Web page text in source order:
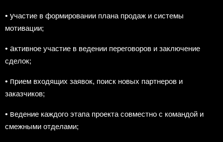
• участие в формировании плана продаж и системы
мотивации;
• активное участие в ведении переговоров и заключение
сделок;
• прием входящих заявок, поиск новых партнеров и
заказчиков;
• ведение каждого этапа проекта совместно с командой и
смежными отделами;